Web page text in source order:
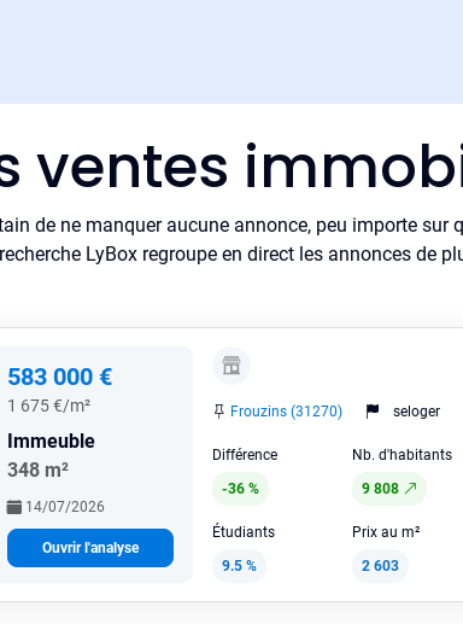
ventes
de ne manquer aucune annonce, peu importe sur
LyBox regroupe en direct les annonces de
583 000 €
1 675 €/m²
Immeuble
348 m²
14/07/2026
Ouvrir l'analyse
Frouzins (31270) seloger
Différence
-36 %
Nb. d'habitants
9 808
Étudiants
9.5 %
Prix au m²
2 603